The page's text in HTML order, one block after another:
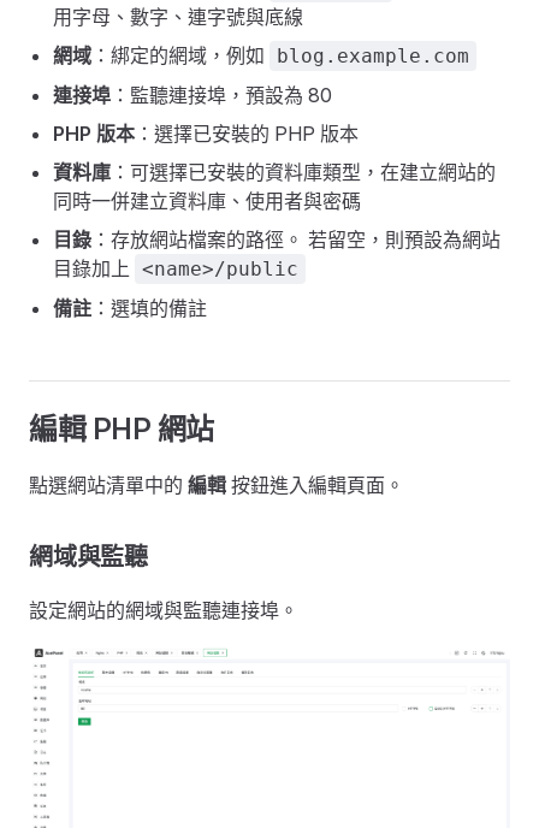
用字母、數字、連字號與底線
網域 ：綁定的網域，例如 blog.example.com
連接埠 ：監聽連接埠，預設為 80
PHP 版本 ：選擇已安裝的 PHP 版本
資料庫 ：可選擇已安裝的資料庫類型，在建立網站的
同時一併建立資料庫、使用者與密碼
目錄 ：存放網站檔案的路徑。 若留空，則預設為網站
目錄加上 <name>/public
備註 ：選填的備註
編輯 PHP 網站
點選網站清單中的 編輯 按鈕進入編輯頁面。
網域與監聽
設定網站的網域與監聽連接埠。